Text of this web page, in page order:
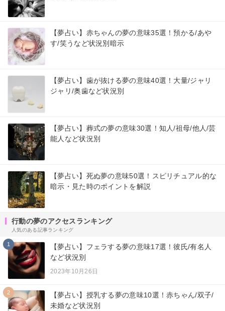
【夢占い】赤ちゃんの夢の意味35選！預かる/あや
す/笑うなど状況別暗示
【夢占い】歯が抜ける夢の意味40選！大量/ジャリ
ジャリ/奥歯など状況別
【夢占い】葬式の夢の意味30選！知人/祖母/他人/芸
能人など状況別
【夢占い】死ぬ夢の意味50選！スピリチュアル的な
暗示・見た時のポイントを解説
行動の夢のアクセスランキング
人気のある記事ランキング
1
【夢占い】フェラする夢の意味17選！彼氏/有名人
など状況別
2023年10月26日
2
【夢占い】授乳する夢の意味10選！赤ちゃん/双子/
未婚など状況別